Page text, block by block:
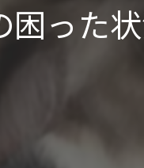
困った